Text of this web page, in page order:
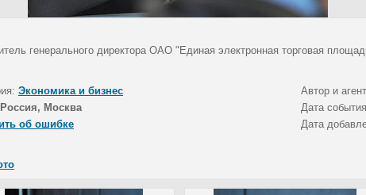
генерального директора ОАО "Единая электронная торговая
Экономика и бизнес Автор и
Россия, Москва Дата
об ошибке
Дата